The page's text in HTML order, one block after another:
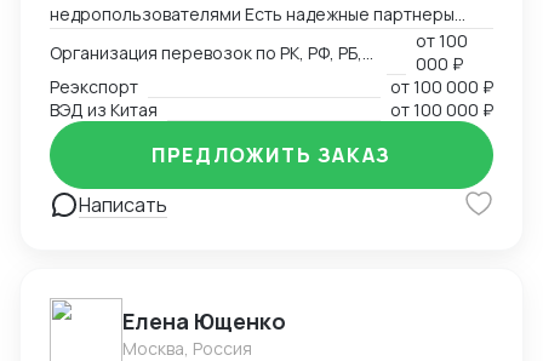
недропользователями Есть надежные партнеры
(сертификация, таможенное офрмление, частные
перевозчики)
от100
000 ₽
Реэкспорт
от100 000 ₽
ВЭД из Китая
от100 000 ₽
Написать
ПРЕДЛОЖИТЬ ЗАКАЗ
Елена Ющенко
Москва, Россия